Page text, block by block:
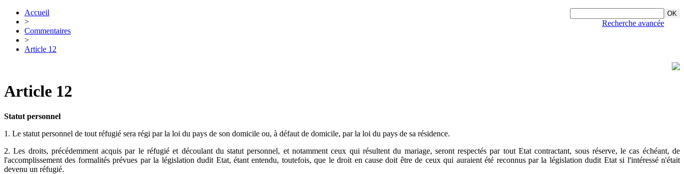
Recherche avancée
Accueil
>
Commentaires
>
Article 12
Article 12
Statut personnel
1. Le statut personnel de tout réfugié sera régi par la loi du pays de son domicile ou, à défaut de domicile, par la loi du pays de sa résidence.
2. Les droits, précédemment acquis par le réfugié et découlant du statut personnel, et notamment ceux qui résultent du mariage, seront respectés par tout Etat contractant, sous réserve, le cas échéant, de
l'accomplissement des formalités prévues par la législation dudit Etat, étant entendu, toutefois, que le droit en cause doit être de ceux qui auraient été reconnus par la législation dudit Etat si l'intéressé n'était
devenu un réfugié.